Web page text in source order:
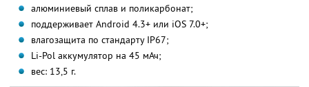
алюминиевый сплав и поликарбонат;
поддерживает Android 4.3+ или iOS 7.0+;
влагозащита по стандарту IP67;
Li-Pol аккумулятор на 45 мАч;
вес: 13,5 г.